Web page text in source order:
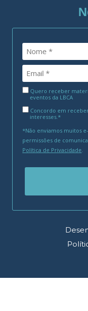
Quero receber
eventos da LBCA
Concordo em
interesses.*
*Não enviamos muitos
permissões de
Política de Privacidade.